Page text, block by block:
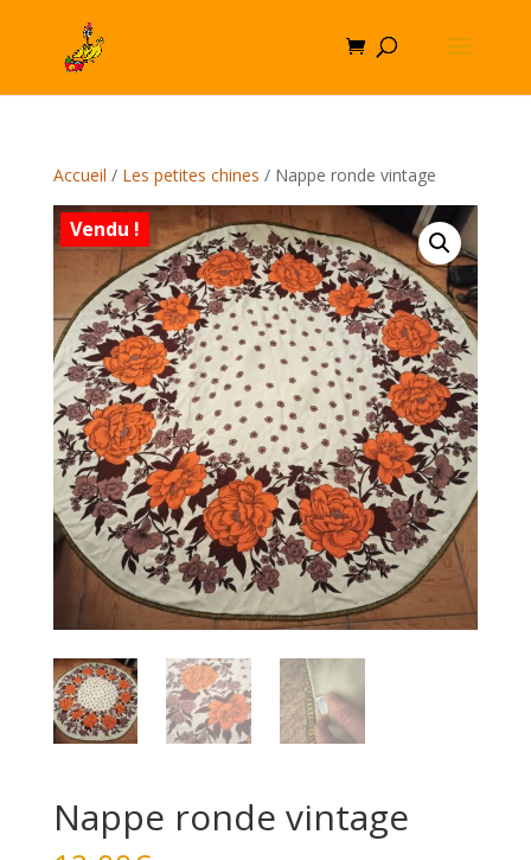
Accueil / Les petites chines / Nappe ronde vintage
Vendu !
Nappe ronde vintage